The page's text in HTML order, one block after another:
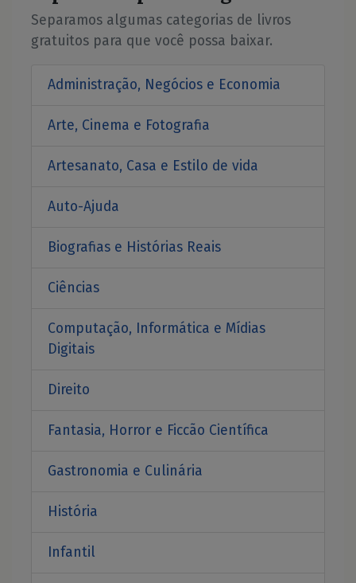
Separamos algumas categorias de livros
gratuitos para que você possa baixar.
Administração, Negócios e Economia
Arte, Cinema e Fotografia
Artesanato, Casa e Estilo de vida
Auto-Ajuda
Biografias e Histórias Reais
Ciências
Computação, Informática e Mídias
Digitais
Direito
Fantasia, Horror e Ficcão Científica
Gastronomia e Culinária
História
Infantil